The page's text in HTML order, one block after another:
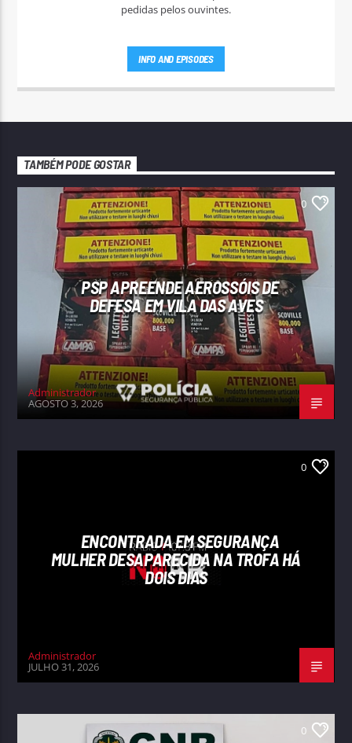
pedidas pelos ouvintes.
INFO AND EPISODES
TAMBÉM PODE GOSTAR
0
PSP APREENDE AEROSSÓIS DE
DEFESA EM VILA DAS AVES
Administrador
AGOSTO 3, 2026
0
ENCONTRADA EM SEGURANÇA
MULHER DESAPARECIDA NA TROFA HÁ
DOIS DIAS
Administrador
JULHO 31, 2026
0